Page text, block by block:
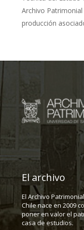
Archivo
producción
El archivo
El Archivo
Chile nace en 2009
poner en valor el
casa de estudios.